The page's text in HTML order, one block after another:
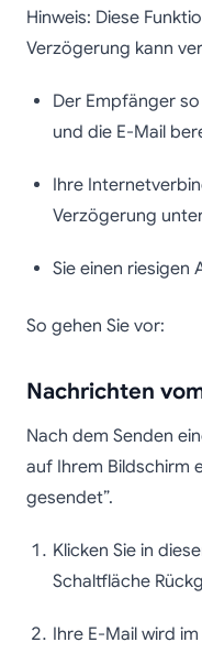
Hinweis: Diese
Verzögerung kann
Der Empfänger
und die E-Mail
Ihre
Verzögerung
Sie einen riesigen
So gehen Sie vor:
Nachrichten
Nach dem Senden
auf Ihrem Bildschirm
gesendet”.
Klicken Sie in
Schaltfläche
Ihre E-Mail wird